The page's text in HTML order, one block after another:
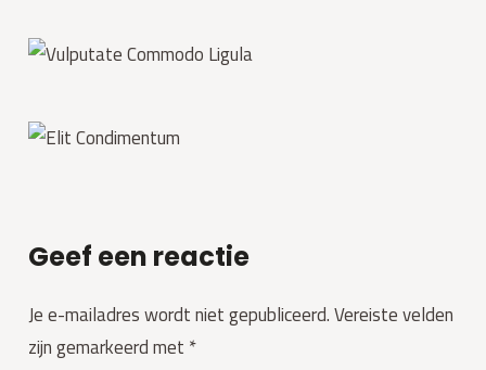
Geef een reactie
Je e-mailadres wordt niet gepubliceerd.Vereiste velden
zijn gemarkeerd met *